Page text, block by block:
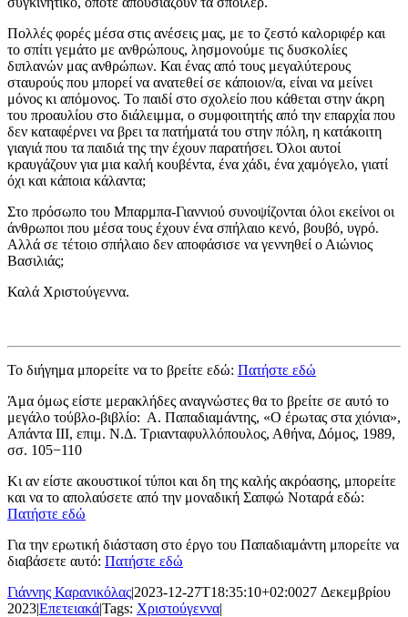
Πολλές φορές μέσα στις ανέσεις μας, με το ζεστό καλοριφέρ και
το σπίτι γεμάτο με ανθρώπους, λησμονούμε τις δυσκολίες
διπλανών μας ανθρώπων. Και ένας από τους μεγαλύτερους
σταυρούς που μπορεί να ανατεθεί σε κάποιον/α, είναι να μείνει
μόνος κι απόμονος. Το παιδί στο σχολείο που κάθεται στην άκρη
του προαυλίου στο διάλειμμα, ο συμφοιτητής από την επαρχία που
δεν καταφέρνει να βρει τα πατήματά του στην πόλη, η κατάκοιτη
γιαγιά που τα παιδιά της την έχουν παρατήσει. Όλοι αυτοί
κραυγάζουν για μια καλή κουβέντα, ένα χάδι, ένα χαμόγελο, γιατί
όχι και κάποια κάλαντα;
Στο πρόσωπο του Μπαρμπα-Γιαννιού συνοψίζονται όλοι εκείνοι οι
άνθρωποι που μέσα τους έχουν ένα σπήλαιο κενό, βουβό, υγρό.
Αλλά σε τέτοιο σπήλαιο δεν αποφάσισε να γεννηθεί ο Αιώνιος
Βασιλιάς;
Καλά Χριστούγεννα.
Το διήγημα μπορείτε να το βρείτε εδώ: Πατήστε εδώ
Άμα όμως είστε μερακλήδες αναγνώστες θα το βρείτε σε αυτό το
μεγάλο τούβλο-βιβλίο: Α. Παπαδιαμάντης, «Ο έρωτας στα χιόνια»,
Απάντα ΙΙΙ, επιμ. Ν.Δ. Τριανταφυλλόπουλος, Αθήνα, Δόμος, 1989,
σσ. 105−110
Κι αν είστε ακουστικοί τύποι και δη της καλής ακρόασης, μπορείτε
και να το απολαύσετε από την μοναδική Σαπφώ Νοταρά εδώ:
Πατήστε εδώ
Για την ερωτική διάσταση στο έργο του Παπαδιαμάντη μπορείτε να
διαβάσετε αυτό: Πατήστε εδώ
Γιάννης Καρανικόλας|2023-12-27T18:35:10+02:0027 Δεκεμβρίου
2023|Επετειακά|Tags: Χριστούγεννα|